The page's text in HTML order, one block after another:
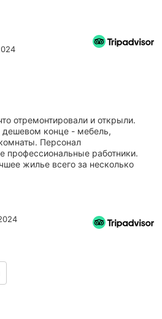
отремонтировали и открыли.
конце - мебель,
Персонал
профессиональные работники.
жилье всего за несколько